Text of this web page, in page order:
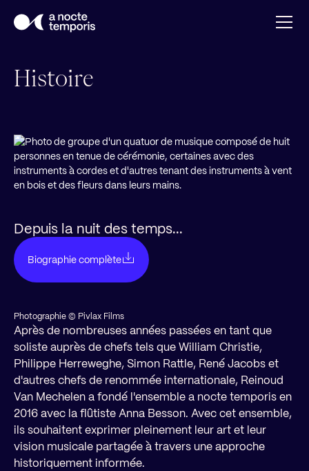
Histoire
Depuis la nuit des temps...
Biographie complète
Après de nombreuses années passées en tant que
soliste auprès de chefs tels que William Christie,
Philippe Herreweghe, Simon Rattle, René Jacobs et
d'autres chefs de renommée internationale, Reinoud
Van Mechelen a fondé l'ensemble a nocte temporis en
2016 avec la flûtiste Anna Besson. Avec cet ensemble,
ils souhaitent exprimer pleinement leur art et leur
vision musicale partagée à travers une approche
historiquement informée.
Photographie © Pivlax Films